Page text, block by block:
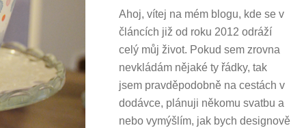
Ahoj, vítej na mém blogu, kde se v
článcích již od roku 2012 odráží
celý můj život. Pokud sem zrovna
nevkládám nějaké ty řádky, tak
jsem pravděpodobně na cestách v
dodávce, plánuji někomu svatbu a
nebo vymýšlím, jak bych designově